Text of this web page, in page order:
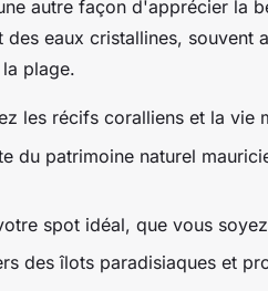
autre façon d'apprécier la
eaux cristallines, souvent
plage.
les récifs coralliens et la vie
du patrimoine naturel
spot idéal, que vous
des îlots paradisiaques et